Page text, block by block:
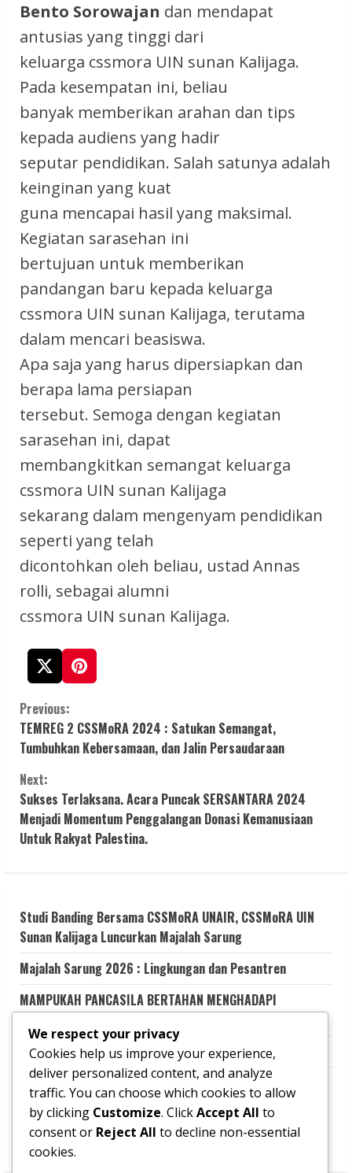
Bento Sorowajan dan mendapat
antusias yang tinggi dari
keluarga cssmora UIN sunan Kalijaga.
Pada kesempatan ini, beliau
banyak memberikan arahan dan tips
kepada audiens yang hadir
seputar pendidikan. Salah satunya adalah
keinginan yang kuat
guna mencapai hasil yang maksimal.
Kegiatan sarasehan ini
bertujuan untuk memberikan
pandangan baru kepada keluarga
cssmora UIN sunan Kalijaga, terutama
dalam mencari beasiswa.
Apa saja yang harus dipersiapkan dan
berapa lama persiapan
tersebut. Semoga dengan kegiatan
sarasehan ini, dapat
membangkitkan semangat keluarga
cssmora UIN sunan Kalijaga
sekarang dalam mengenyam pendidikan
seperti yang telah
dicontohkan oleh beliau, ustad Annas
rolli, sebagai alumni
cssmora UIN sunan Kalijaga.
C
o
n
t
i
u
e
R
e
a
d
n
Previous:
TEMREG 2 CSSMoRA 2024 : Satukan Semangat,
Tumbuhkan Kebersamaan, dan Jalin Persaudaraan
Next:
Sukses Terlaksana. Acara Puncak SERSANTARA 2024
Menjadi Momentum Penggalangan Donasi Kemanusiaan
Untuk Rakyat Palestina.
Studi Banding Bersama CSSMoRA UNAIR, CSSMoRA UIN
Sunan Kalijaga Luncurkan Majalah Sarung
Majalah Sarung 2026 : Lingkungan dan Pesantren
MAMPUKAH PANCASILA BERTAHAN MENGHADAPI
Aku Memilih Terluka
Transformasi Dakwah Digital Kolaboratif untuk Literasi
Keagamaan yang Kritis dan Kredibel melalui Santri LINK
(Learning and Information Network for Knowledge-
sharing)
We respect your privacy
Cookies help us improve your experience,
deliver personalized content, and analyze
traffic. You can choose which cookies to allow
by clicking Customize. ClickAccept All to
consent or Reject All to decline non-essential
cookies.